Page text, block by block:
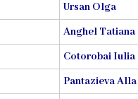
Ursan Olga
Anghel Tatiana
Cotorobai Iulia
Pantazieva Alla